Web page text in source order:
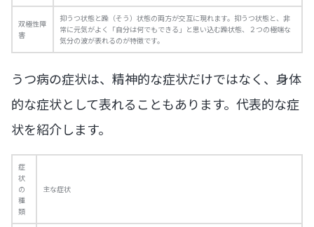
双極性障
害
抑うつ状態と躁（そう）状態の両方が交互に現れます。抑うつ状態と、非
常に元気がよく「自分は何でもできる」と思い込む躁状態、２つの極端な
気分の波が表れるのが特徴です。
うつ病の症状は、精神的な症状だけではなく、身体
的な症状として表れることもあります。代表的な症
状を紹介します。
症
状
の
種
類
主な症状